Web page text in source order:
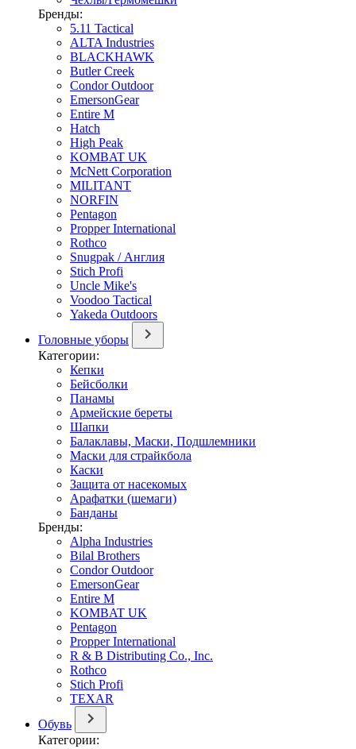
Бренды:
5.11 Tactical
ALTA Industries
BLACKHAWK
Butler Creek
Condor Outdoor
EmersonGear
Entire M
Hatch
High Peak
KOMBAT UK
McNett Corporation
MILITANT
NORFIN
Pentagon
Propper International
Rothco
Snugpak / Англия
Stich Profi
Uncle Mike's
Voodoo Tactical
Yakeda Outdoors
Головные уборы
Категории:
Кепки
Бейсболки
Панамы
Армейские береты
Шапки
Балаклавы, Маски, Подшлемники
Маски для страйкбола
Каски
Защита от насекомых
Арафатки (шемаги)
Банданы
Бренды:
Alpha Industries
Bilal Brothers
Condor Outdoor
EmersonGear
Entire M
KOMBAT UK
Pentagon
Propper International
R & B Distributing Co., Inc.
Rothco
Stich Profi
TEXAR
Обувь
Категории: